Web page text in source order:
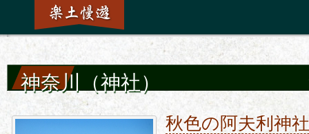
神奈川（神社）
秋色の阿夫利神